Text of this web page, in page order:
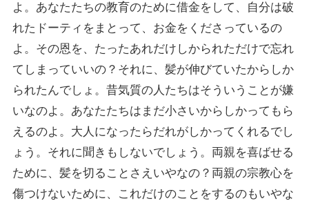
よ。あなたたちの教育のために借金をして、自分は破
れたドーティをまとって、お金をくださっているの
よ。その恩を、たったあれだけしかられただけで忘れ
てしまっていいの？それに、髪が伸びていたからしか
られたんでしょ。昔気質の人たちはそういうことが嫌
いなのよ。あなたたちはまだ小さいからしかってもら
えるのよ。大人になったらだれがしかってくれるでし
ょう。それに聞きもしないでしょう。両親を喜ばせる
ために、髪を切ることさえいやなの？両親の宗教心を
傷つけないために、これだけのことをするのもいやな